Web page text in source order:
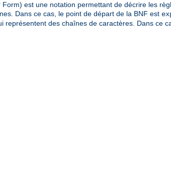
est une notation permettant de décrire les
Dans ce cas, le point de départ de la BNF est
représentent des chaînes de caractères. Dans ce